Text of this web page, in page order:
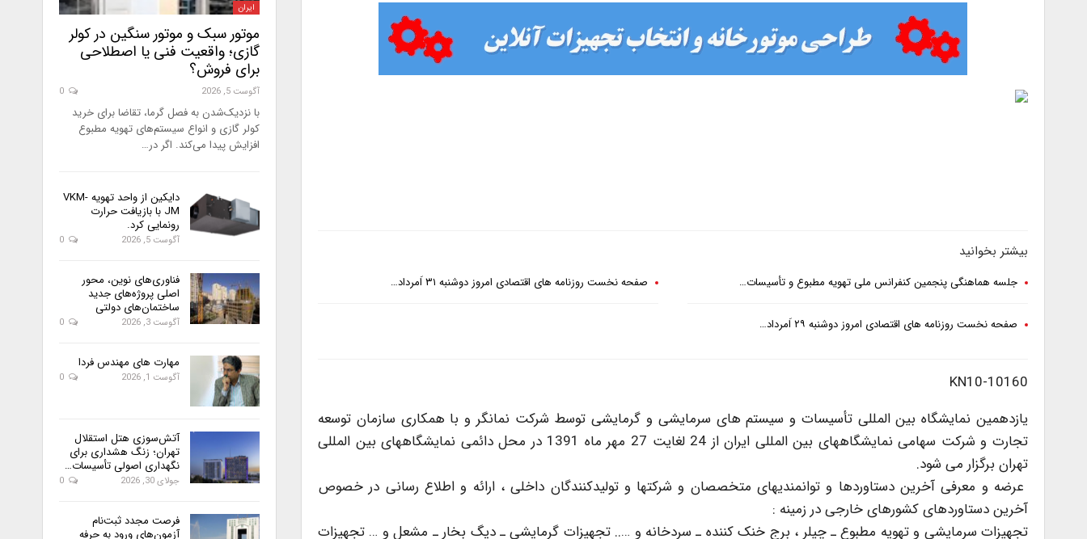
بیشتر بخوانید
جلسه هماهنگی پنجمین کنفرانس ملی تهویه مطبوع و تأسیسات… صفحه نخست روزنامه های اقتصادی امروز دوشنبه ۳۱ اَمرداد…
صفحه نخست روزنامه های اقتصادی امروز دوشنبه ۲۹ اَمرداد…
KN10-10160
یازدهمین نمایشگاه بین المللی تأسیسات و سیستم های سرمایشی و گرمایشی توسط شرکت نمانگر و با همکاری سازمان توسعه
تجارت و شرکت سهامی نمایشگاههای بین المللی ایران از 24 لغایت 27 مهر ماه 1391 در محل دائمی نمایشگاههای بین المللی
تهران برگزار می شود.
عرضه و معرفی آخرین دستاوردها و توانمندیهای متخصصان و شرکتها و تولیدکنندگان داخلی ، ارائه و اطلاع رسانی در خصوص
آخرین دستاوردهای کشورهای خارجی در زمینه :
تجهیزات سرمایشی و تهویه مطبوع ـ چیلر ، برج خنک کننده ـ سردخانه و ….. تجهیزات گرمایشی ـ دیگ بخار ـ مشعل و … تجهیزات
ایران
موتور سبک و موتور سنگین در کولر
گازی؛ واقعیت فنی یا اصطلاحی
برای فروش؟
آگوست 5, 2026
با نزدیک‌شدن به فصل گرما، تقاضا برای خرید
کولر گازی و انواع سیستم‌های تهویه مطبوع
افزایش پیدا می‌کند. اگر در…
دایکین از واحد تهویه VKM-
JM با بازیافت حرارت
رونمایی کرد.
آگوست 5, 2026
فناوری‌های نوین، محور
اصلی پروژه‌های جدید
ساختمان‌های دولتی
آگوست 3, 2026
مهارت های مهندس فردا
آگوست 1, 2026
آتش‌سوزی هتل استقلال
تهران؛ زنگ هشداری برای
نگهداری اصولی تأسیسات…
جولای 30, 2026
فرصت مجدد ثبت‌نام
آزمون‌های ورود به حرفه